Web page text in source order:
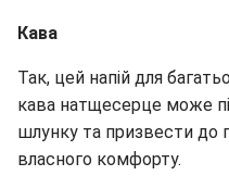
Кава
Так, цей напій для
кава натщесерце може
шлунку та призвести до
власного комфорту.